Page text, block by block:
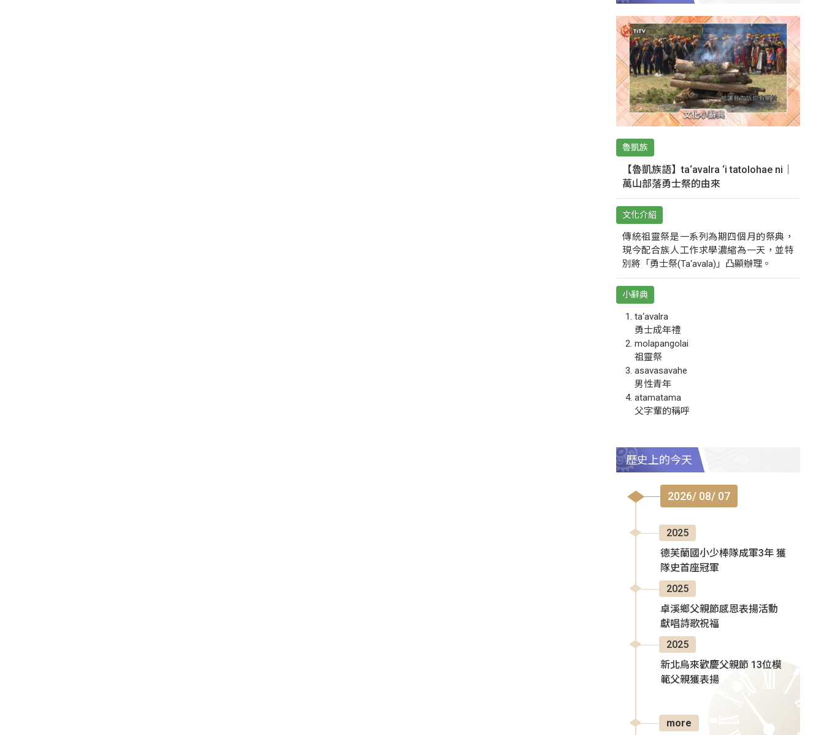
魯凱族
【魯凱族語】ta‘avalra ‘i tatolohae ni｜
萬山部落勇士祭的由來
文化介紹
傳統祖靈祭是一系列為期四個月的祭典，
現今配合族人工作求學濃縮為一天，並特
別將「勇士祭(Ta‘avala)」凸顯辦理。
小辭典
ta‘avalra
勇士成年禮
molapangolai
祖靈祭
asavasavahe
男性青年
atamatama
父字輩的稱呼
歷史上的今天
2026/ 08/ 07
2025
德芙蘭國小少棒隊成軍3年 獲
隊史首座冠軍
2025
卓溪鄉父親節感恩表揚活動
獻唱詩歌祝福
2025
新北烏來歡慶父親節 13位模
範父親獲表揚
more